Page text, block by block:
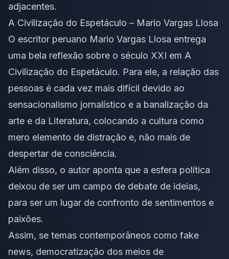
adjacentes.
A Civilização do Espetáculo – Mario Vargas Llosa
O escritor peruano Mario Vargas Llosa entrega
uma bela reflexão sobre o século XXI em A
Civilização do Espetáculo. Para ele, a relação das
pessoas é cada vez mais difícil devido ao
sensacionalismo jornalístico e a banalização da
arte e da Literatura, colocando a cultura como
mero elemento de distração e, não mais de
despertar de consciência.
Além disso, o autor aponta que a esfera política
deixou de ser um campo de debate de ideias,
para ser um lugar de confronto de sentimentos e
paixões.
Assim, se temas contemporâneos como fake
news, democratização dos meios de